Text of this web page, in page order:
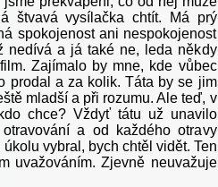
štvavá vysílačka chtít. Má prý
spokojenost ani nespokojenost
nedívá a já také ne, leda někdy
Zajímalo by mne, kde vůbec
prodal a za kolik. Táta by se jim
mladší a při rozumu. Ale teď, v
chce? Vždyť tátu už unavilo
a od každého otravy
vybral, bych chtěl vidět. Ten
uvažováním. Zjevně neuvažuje